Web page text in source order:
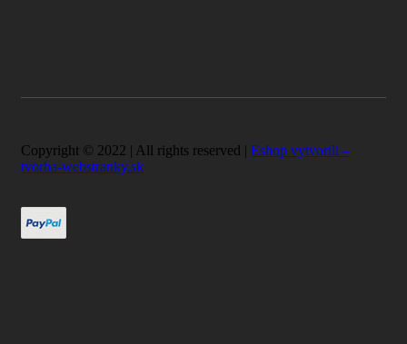
Copyright © 2022 | All rights reserved | Eshop vytvorili –
tvorba-webstranky.sk